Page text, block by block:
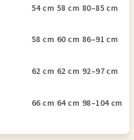
54 cm 58 cm 80–85 cm
58 cm 60 cm 86–91 cm
62 cm 62 cm 92–97 cm
66 cm 64 cm 98–104 cm